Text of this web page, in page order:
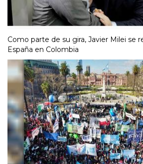
Como parte de su gira, Javier Milei se
España en Colombia